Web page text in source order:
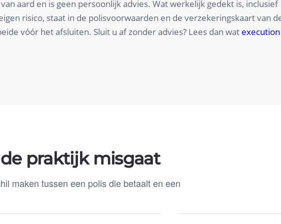
aard en is geen persoonlijk advies. Wat werkelijk gedekt is, inclusief
risico, staat in de polisvoorwaarden en de verzekeringskaart van
vóór het afsluiten. Sluit u af zonder advies? Lees dan wat execution
praktijk misgaat
maken tussen een polis die betaalt en een